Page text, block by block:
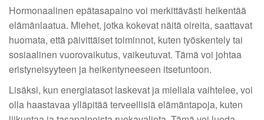
Hormonaalinen epätasapaino voi merkittävästi heikentää
elämänlaatua. Miehet, jotka kokevat näitä oireita, saattavat
huomata, että päivittäiset toiminnot, kuten työskentely tai
sosiaalinen vuorovaikutus, vaikeutuvat. Tämä voi johtaa
eristyneisyyteen ja heikentyneeseen itsetuntoon.
Lisäksi, kun energiatasot laskevat ja mieliala vaihtelee, voi
olla haastavaa ylläpitää terveellisiä elämäntapoja, kuten